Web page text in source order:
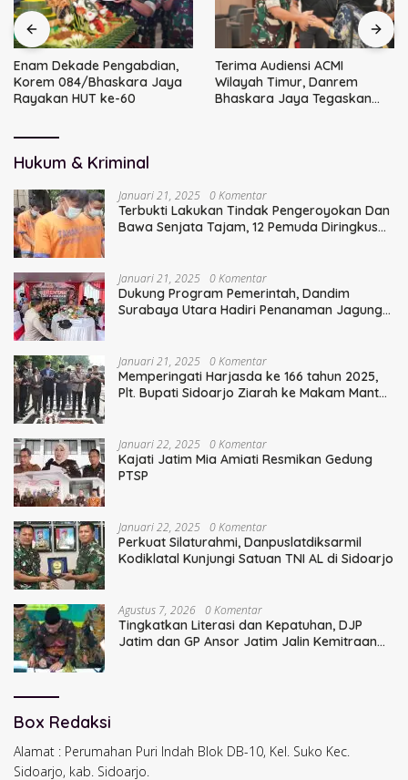
Enam Dekade Pengabdian,
Korem 084/Bhaskara Jaya
Rayakan HUT ke-60
Terima Audiensi ACMI
Wilayah Timur, Danrem
Bhaskara Jaya Tegaskan
Hukum & Kriminal
Januari 21, 2025 0 Komentar
Terbukti Lakukan Tindak Pengeroyokan Dan
Bawa Senjata Tajam, 12 Pemuda Diringkus
Januari 21, 2025 0 Komentar
Dukung Program Pemerintah, Dandim
Surabaya Utara Hadiri Penanaman Jagung
Januari 21, 2025 0 Komentar
Memperingati Harjasda ke 166 tahun 2025,
Plt. Bupati Sidoarjo Ziarah ke Makam Mantan
Januari 22, 2025 0 Komentar
Kajati Jatim Mia Amiati Resmikan Gedung
PTSP
Januari 22, 2025 0 Komentar
Perkuat Silaturahmi, Danpuslatdiksarmil
Kodiklatal Kunjungi Satuan TNI AL di Sidoarjo
Agustus 7, 2026 0 Komentar
Tingkatkan Literasi dan Kepatuhan, DJP
Jatim dan GP Ansor Jatim Jalin Kemitraan
Box Redaksi
Alamat : Perumahan Puri Indah Blok DB-10, Kel. Suko Kec.
Sidoarjo, kab. Sidoarjo.